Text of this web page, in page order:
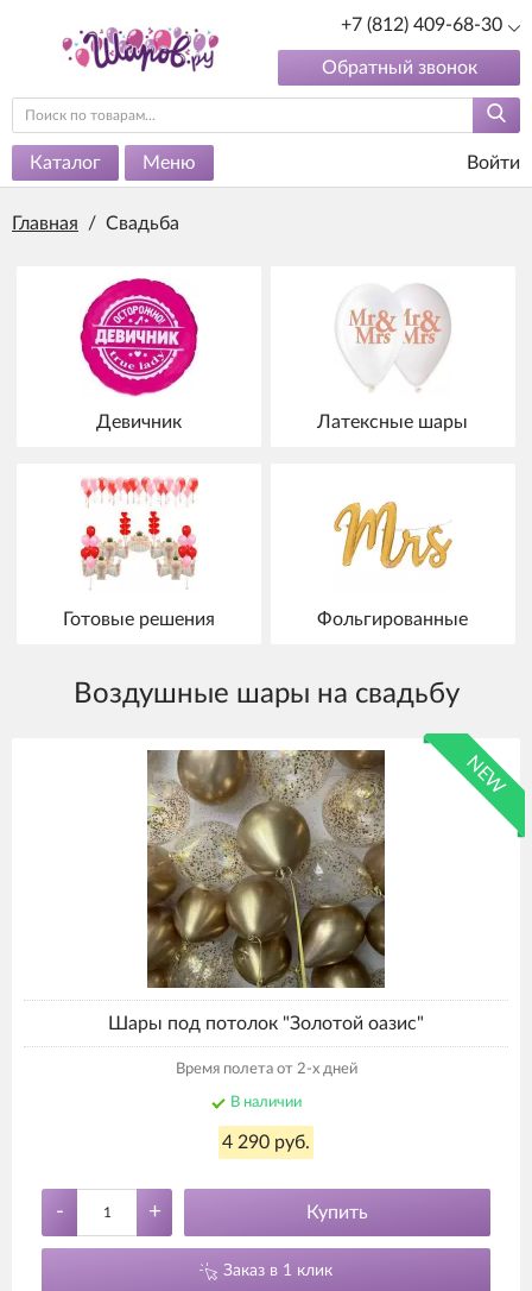
+7 (812) 409-68-30
Обратный звонок
Каталог Меню Войти
Главная / Свадьба
Девичник Латексные шары
Готовые решения Фольгированные
Воздушные шары на свадьбу
NEW
Шары под потолок "Золотой оазис"
Время полета от 2-х дней
В наличии
4 290 руб.
- + Купить
Заказ в 1 клик